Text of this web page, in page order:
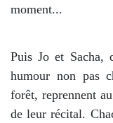
moment...
Puis Jo et Sacha,
humour non pas
forêt, reprennent
de leur récital.